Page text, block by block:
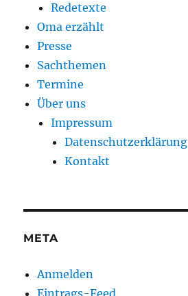
Redetexte
Oma erzählt
Presse
Sachthemen
Termine
Über uns
Impressum
Datenschutzerklärung
Kontakt
META
Anmelden